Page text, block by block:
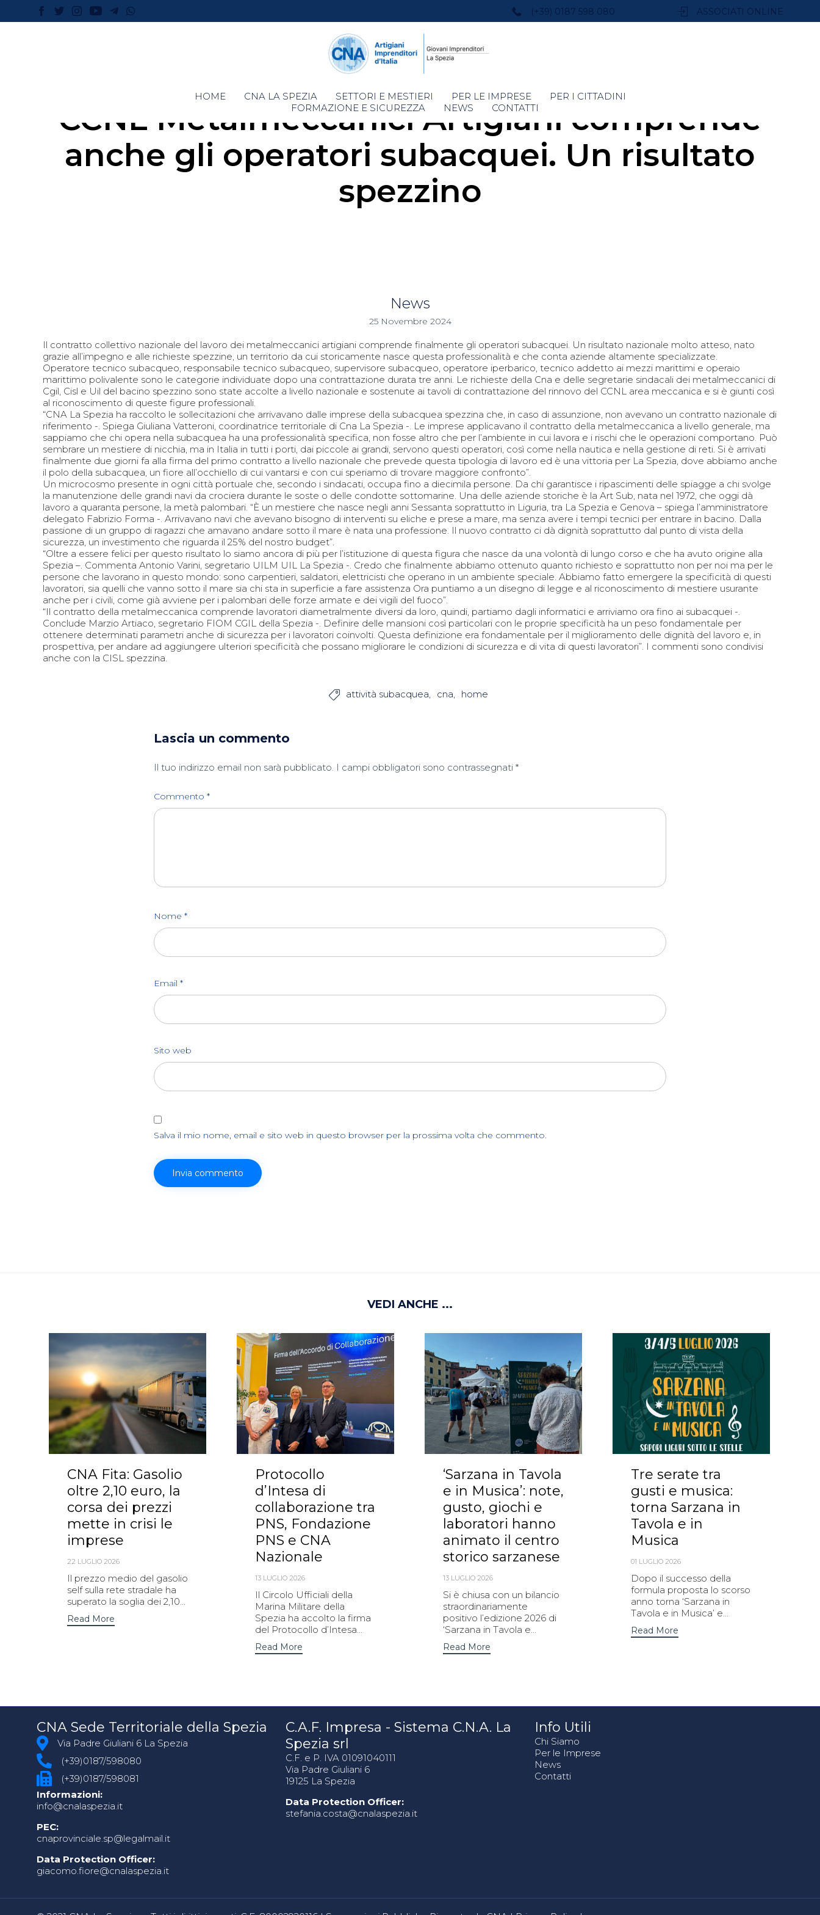
(+39) 0187 598 080 ASSOCIATI ONLINE
Skip
to
HOME CNA LA SPEZIA SETTORI E MESTIERI PER LE IMPRESE
PER I CITTADINI
FORMAZIONE E SICUREZZA
NEWS CONTATTI
CCNL Metalmeccanici Artigiani comprende
anche gli operatori subacquei. Un risultato
spezzino
News
25 Novembre 2024
Il contratto collettivo nazionale del lavoro dei metalmeccanici artigiani comprende finalmente gli operatori subacquei. Un risultato nazionale molto atteso, nato
grazie all’impegno e alle richieste spezzine, un territorio da cui storicamente nasce questa professionalità e che conta aziende altamente specializzate.
Operatore tecnico subacqueo, responsabile tecnico subacqueo, supervisore subacqueo, operatore iperbarico, tecnico addetto ai mezzi marittimi e operaio
marittimo polivalente sono le categorie individuate dopo una contrattazione durata tre anni. Le richieste della Cna e delle segretarie sindacali dei metalmeccanici di
Cgil, Cisl e Uil del bacino spezzino sono state accolte a livello nazionale e sostenute ai tavoli di contrattazione del rinnovo del CCNL area meccanica e si è giunti così
al riconoscimento di queste figure professionali.
“CNA La Spezia ha raccolto le sollecitazioni che arrivavano dalle imprese della subacquea spezzina che, in caso di assunzione, non avevano un contratto nazionale di
riferimento -. Spiega Giuliana Vatteroni, coordinatrice territoriale di Cna La Spezia -. Le imprese applicavano il contratto della metalmeccanica a livello generale, ma
sappiamo che chi opera nella subacquea ha una professionalità specifica, non fosse altro che per l’ambiente in cui lavora e i rischi che le operazioni comportano. Può
sembrare un mestiere di nicchia, ma in Italia in tutti i porti, dai piccole ai grandi, servono questi operatori, così come nella nautica e nella gestione di reti. Si è arrivati
finalmente due giorni fa alla firma del primo contratto a livello nazionale che prevede questa tipologia di lavoro ed è una vittoria per La Spezia, dove abbiamo anche
il polo della subacquea, un fiore all’occhiello di cui vantarsi e con cui speriamo di trovare maggiore confronto”.
Un microcosmo presente in ogni città portuale che, secondo i sindacati, occupa fino a diecimila persone. Da chi garantisce i ripascimenti delle spiagge a chi svolge
la manutenzione delle grandi navi da crociera durante le soste o delle condotte sottomarine. Una delle aziende storiche è la Art Sub, nata nel 1972, che oggi dà
lavoro a quaranta persone, la metà palombari. “È un mestiere che nasce negli anni Sessanta soprattutto in Liguria, tra La Spezia e Genova – spiega l’amministratore
delegato Fabrizio Forma -. Arrivavano navi che avevano bisogno di interventi su eliche e prese a mare, ma senza avere i tempi tecnici per entrare in bacino. Dalla
passione di un gruppo di ragazzi che amavano andare sotto il mare è nata una professione. Il nuovo contratto ci dà dignità soprattutto dal punto di vista della
sicurezza, un investimento che riguarda il 25% del nostro budget”.
“Oltre a essere felici per questo risultato lo siamo ancora di più per l’istituzione di questa figura che nasce da una volontà di lungo corso e che ha avuto origine alla
Spezia –. Commenta Antonio Varini, segretario UILM UIL La Spezia -. Credo che finalmente abbiamo ottenuto quanto richiesto e soprattutto non per noi ma per le
persone che lavorano in questo mondo: sono carpentieri, saldatori, elettricisti che operano in un ambiente speciale. Abbiamo fatto emergere la specificità di questi
lavoratori, sia quelli che vanno sotto il mare sia chi sta in superficie a fare assistenza Ora puntiamo a un disegno di legge e al riconoscimento di mestiere usurante
anche per i civili, come già avviene per i palombari delle forze armate e dei vigili del fuoco”.
“Il contratto della metalmeccanica comprende lavoratori diametralmente diversi da loro, quindi, partiamo dagli informatici e arriviamo ora fino ai subacquei -.
Conclude Marzio Artiaco, segretario FIOM CGIL della Spezia -. Definire delle mansioni così particolari con le proprie specificità ha un peso fondamentale per
ottenere determinati parametri anche di sicurezza per i lavoratori coinvolti. Questa definizione era fondamentale per il miglioramento delle dignità del lavoro e, in
prospettiva, per andare ad aggiungere ulteriori specificità che possano migliorare le condizioni di sicurezza e di vita di questi lavoratori”. I commenti sono condivisi
anche con la CISL spezzina.
 attività subacquea cna home
Lascia un commento
Il tuo indirizzo email non sarà pubblicato. I campi obbligatori sono contrassegnati *
Commento *
Nome *
Email *
Sito web
Salva il mio nome, email e sito web in questo browser per la prossima volta che commento.
VEDI ANCHE ...
CNA Fita: Gasolio
oltre 2,10 euro, la
corsa dei prezzi
mette in crisi le
imprese
22 LUGLIO 2026
Il prezzo medio del gasolio
self sulla rete stradale ha
superato la soglia dei 2,10...
Read More
Protocollo
d’Intesa di
collaborazione tra
PNS, Fondazione
PNS e CNA
Nazionale
13 LUGLIO 2026
Il Circolo Ufficiali della
Marina Militare della
Spezia ha accolto la firma
del Protocollo d’Intesa...
Read More
‘Sarzana in Tavola
e in Musica’: note,
gusto, giochi e
laboratori hanno
animato il centro
storico sarzanese
13 LUGLIO 2026
Si è chiusa con un bilancio
straordinariamente
positivo l’edizione 2026 di
‘Sarzana in Tavola e...
Read More
Tre serate tra
gusti e musica:
torna Sarzana in
Tavola e in
Musica
01 LUGLIO 2026
Dopo il successo della
formula proposta lo scorso
anno torna ‘Sarzana in
Tavola e in Musica’ e...
Read More
CNA Sede Territoriale della Spezia
Via Padre Giuliani 6 La Spezia
(+39)0187/598080
(+39)0187/598081
Informazioni:
info@cnalaspezia.it
PEC:
cnaprovinciale.sp@legalmail.it
Data Protection Officer:
giacomo.fiore@cnalaspezia.it
C.A.F. Impresa - Sistema C.N.A. La
Spezia srl
C.F. e P. IVA 01091040111
Via Padre Giuliani 6
19125 La Spezia
Data Protection Officer:
stefania.costa@cnalaspezia.it
Info Utili
Chi Siamo
Per le Imprese
News
Contatti